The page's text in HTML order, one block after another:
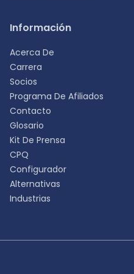
Información
Acerca De
Carrera
Socios
Programa De Afiliados
Contacto
Glosario
Kit De Prensa
CPQ
Configurador
Alternativas
Industrias